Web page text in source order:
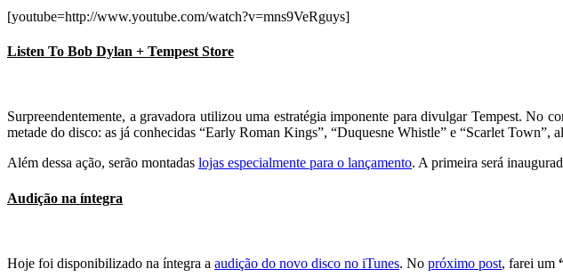
[youtube=http://www.youtube.com/watch?v=mns9VeRguys]
Listen To Bob Dylan + Tempest Store
Surpreendentemente, a gravadora utilizou uma estratégia imponente para divulgar Tempest. No
metade do disco: as já conhecidas “Early Roman Kings”, “Duquesne Whistle” e “Scarlet Town”,
Além dessa ação, serão montadas lojas especialmente para o lançamento. A primeira será
Audição na íntegra
Hoje foi disponibilizado na íntegra a audição do novo disco no iTunes. No próximo post, farei um